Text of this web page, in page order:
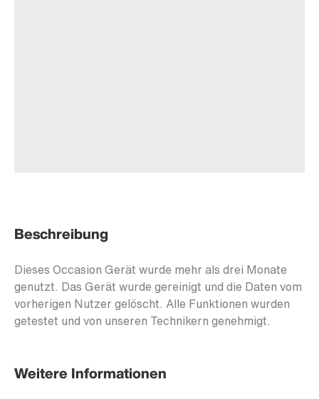
Beschreibung
Dieses Occasion Gerät wurde mehr als drei Monate
genutzt. Das Gerät wurde gereinigt und die Daten vom
vorherigen Nutzer gelöscht. Alle Funktionen wurden
getestet und von unseren Technikern genehmigt.
Weitere Informationen